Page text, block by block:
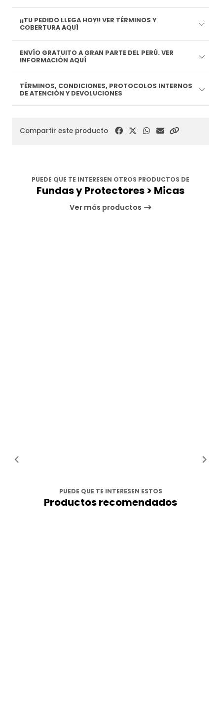
¡¡TU PEDIDO LLEGA HOY!! VER TÉRMINOS Y
COBERTURA AQUÍ
ENVÍO GRATUITO A GRAN PARTE DEL PERÚ. VER
INFORMACIÓN AQUÍ
TÉRMINOS, CONDICIONES, PROTOCOLOS INTERNOS
DE ATENCIÓN Y DEVOLUCIONES
Compartir este producto
PUEDE QUE TE INTERESEN OTROS PRODUCTOS DE
Fundas y Protectores > Micas
Ver más productos
PUEDE QUE TE INTERESEN ESTOS
Productos recomendados